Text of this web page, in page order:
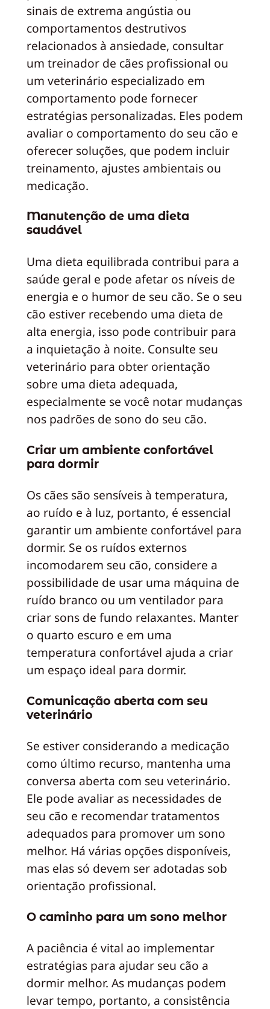
sinais de extrema angústia ou
comportamentos destrutivos
relacionados à ansiedade, consultar
um treinador de cães profissional ou
um veterinário especializado em
comportamento pode fornecer
estratégias personalizadas. Eles podem
avaliar o comportamento do seu cão e
oferecer soluções, que podem incluir
treinamento, ajustes ambientais ou
medicação.
Manutenção de uma dieta
saudável
Uma dieta equilibrada contribui para a
saúde geral e pode afetar os níveis de
energia e o humor de seu cão. Se o seu
cão estiver recebendo uma dieta de
alta energia, isso pode contribuir para
a inquietação à noite. Consulte seu
veterinário para obter orientação
sobre uma dieta adequada,
especialmente se você notar mudanças
nos padrões de sono do seu cão.
Criar um ambiente confortável
para dormir
Os cães são sensíveis à temperatura,
ao ruído e à luz, portanto, é essencial
garantir um ambiente confortável para
dormir. Se os ruídos externos
incomodarem seu cão, considere a
possibilidade de usar uma máquina de
ruído branco ou um ventilador para
criar sons de fundo relaxantes. Manter
o quarto escuro e em uma
temperatura confortável ajuda a criar
um espaço ideal para dormir.
Comunicação aberta com seu
veterinário
Se estiver considerando a medicação
como último recurso, mantenha uma
conversa aberta com seu veterinário.
Ele pode avaliar as necessidades de
seu cão e recomendar tratamentos
adequados para promover um sono
melhor. Há várias opções disponíveis,
mas elas só devem ser adotadas sob
orientação profissional.
O caminho para um sono melhor
A paciência é vital ao implementar
estratégias para ajudar seu cão a
dormir melhor. As mudanças podem
levar tempo, portanto, a consistência